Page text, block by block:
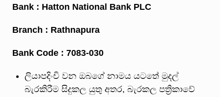
Bank : Hatton National Bank PLC
Branch : Rathnapura
Bank Code : 7083-030
ලියාපදිංචි වන ඔබගේ නාමය යටතේ මුදල්
බැරකිරීම සිදුකල යුතු අතර, බැරකල පත්‍රිකාවේ